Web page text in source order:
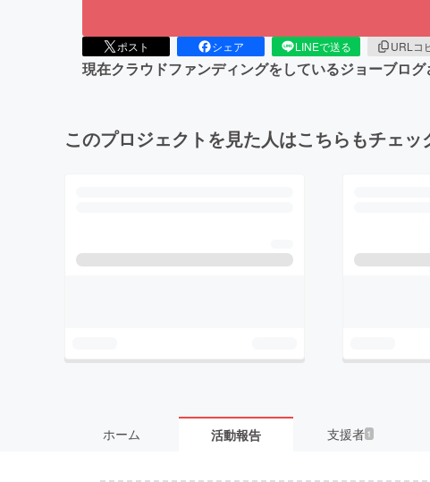
ポスト シェア LINEで送る URLコ
現在クラウドファンディングをしているジョーブロ
このプロジェクトを見た人はこちらもチェッ
ホーム 活動報告 支援者 1